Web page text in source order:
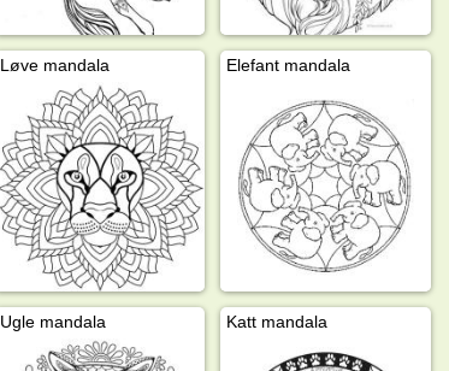
Løve mandala Elefant mandala
Ugle mandala Katt mandala